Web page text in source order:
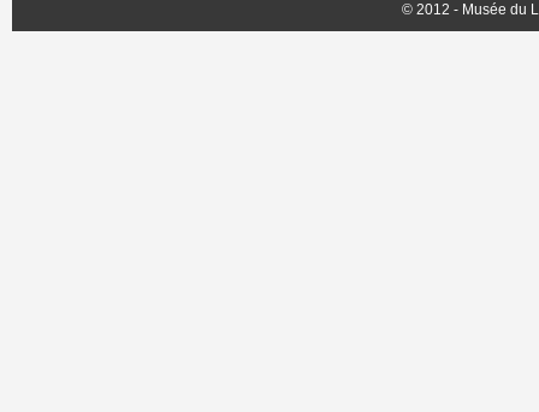
© 2012 - Musée du